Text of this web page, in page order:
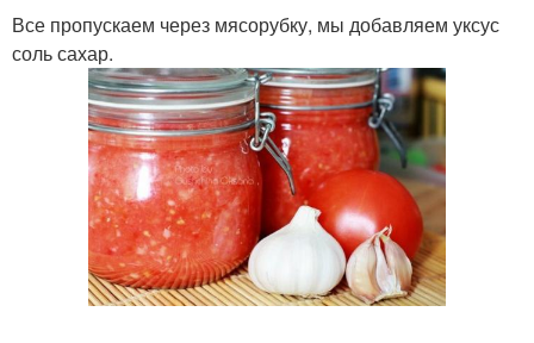
Все пропускаем через мясорубку, мы добавляем уксус
соль сахар.